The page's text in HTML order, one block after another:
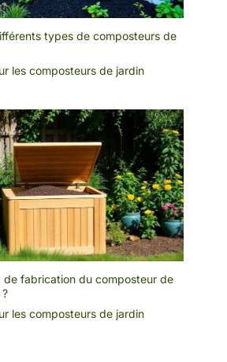
types de composteurs de
les composteurs de jardin
de fabrication du composteur de
les composteurs de jardin